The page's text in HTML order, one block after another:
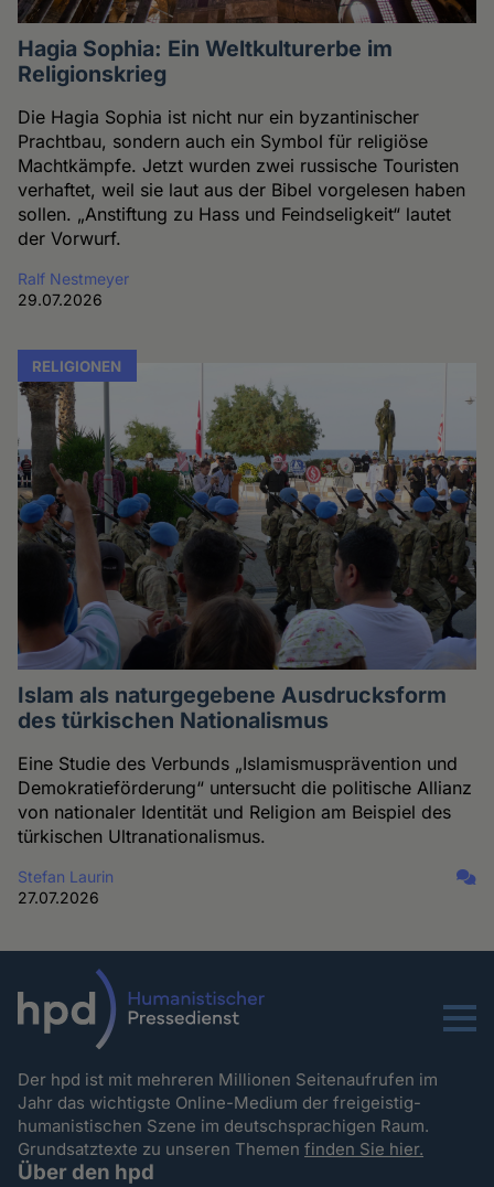
Hagia Sophia: Ein Weltkulturerbe im
Religionskrieg
Die Hagia Sophia ist nicht nur ein byzantinischer
Prachtbau, sondern auch ein Symbol für religiöse
Machtkämpfe. Jetzt wurden zwei russische Touristen
verhaftet, weil sie laut aus der Bibel vorgelesen haben
sollen. „Anstiftung zu Hass und Feindseligkeit“ lautet
der Vorwurf.
Ralf Nestmeyer
29.07.2026
RELIGIONEN
Islam als naturgegebene Ausdrucksform
des türkischen Nationalismus
Eine Studie des Verbunds „Islamismusprävention und
Demokratieförderung“ untersucht die politische Allianz
von nationaler Identität und Religion am Beispiel des
türkischen Ultranationalismus.
Stefan Laurin
27.07.2026
Menu
Der hpd ist mit mehreren Millionen Seitenaufrufen im
Jahr das wichtigste Online-Medium der freigeistig-
humanistischen Szene im deutschsprachigen Raum.
Grundsatztexte zu unseren Themenfinden Sie hier.
Über den hpd